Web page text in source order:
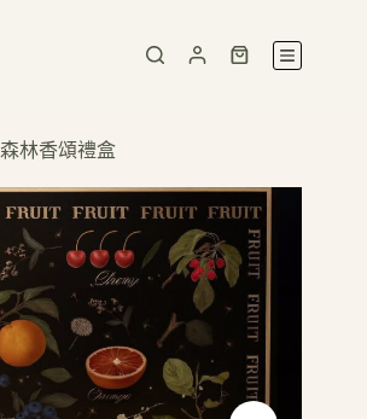
森林香頌禮盒